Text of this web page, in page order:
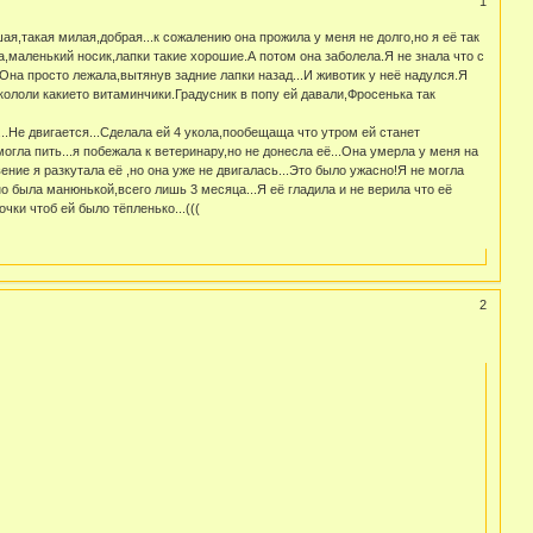
милая,добрая...к сожалению она прожила у меня не долго,но я её так
носик,лапки такие хорошие.А потом она заболела.Я не знала что с
просто лежала,вытянув задние лапки назад...И животик у неё надулся.Я
какието витаминчики.Градусник в попу ей давали,Фросенька так
двигается...Сделала ей 4 укола,пообещаща что утром ей станет
пить...я побежала к ветеринару,но не донесла её...Она умерла у меня на
я разкутала её ,но она уже не двигалась...Это было ужасно!Я не могла
была манюнькой,всего лишь 3 месяца...Я её гладила и не верила что её
чтоб ей было тёпленько...(((
2